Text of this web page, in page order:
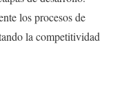
los procesos de
la competitividad